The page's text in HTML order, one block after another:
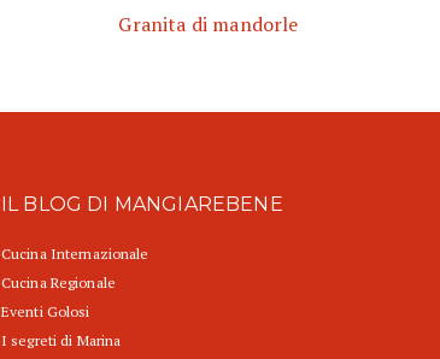
Granita di mandorle
IL BLOG DI MANGIAREBENE
Cucina Internazionale
Cucina Regionale
Eventi Golosi
I segreti di Marina